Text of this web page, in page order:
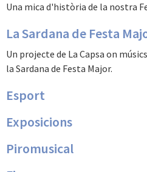
Una mica d'història de la nostra
La Sardana de Festa
Un projecte de La Capsa on
la Sardana de Festa Major.
Esport
Exposicions
Piromusical